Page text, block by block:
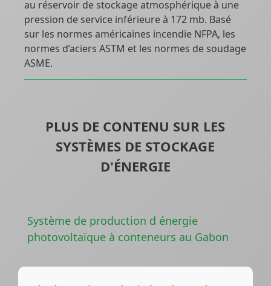
au réservoir de stockage atmosphérique à une
pression de service inférieure à 172 mb. Basé
sur les normes américaines incendie NFPA, les
normes d’aciers ASTM et les normes de soudage
ASME.
PLUS DE CONTENU SUR LES
SYSTÈMES DE STOCKAGE
D'ÉNERGIE
Système de production d énergie
photovoltaïque à conteneurs au Gabon